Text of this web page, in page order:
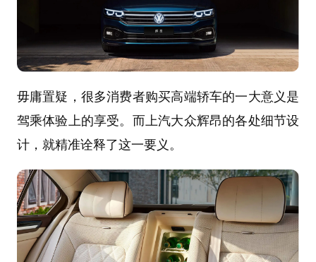
毋庸置疑，很多消费者购买高端轿车的一大意义是
驾乘体验上的享受。而上汽大众辉昂的各处细节设
计，就精准诠释了这一要义。